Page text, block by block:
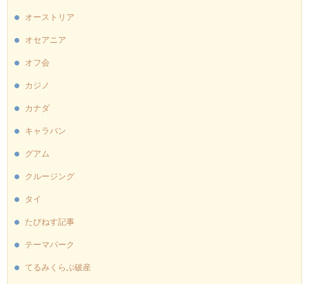
オーストリア
オセアニア
オフ会
カジノ
カナダ
キャラバン
グアム
クルージング
タイ
たびねす記事
テーマパーク
てるみくらぶ破産